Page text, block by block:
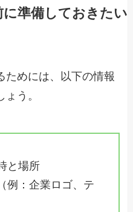
準備しておきたい
ためには、以下の情報
う。
と場所
例：企業ロゴ、テ